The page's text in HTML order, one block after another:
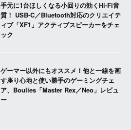
手元に1台ほしくなる小回りの効くHi-Fi音
質！ USB-C／Bluetooth対応のクリエイテ
ィブ「XF1」アクティブスピーカーをチェ
ック
ゲーマー以外にもオススメ！他と一線を画
す座り心地と使い勝手のゲーミングチェ
ア、Boulies「Master Rex／Neo」レビュ
ー